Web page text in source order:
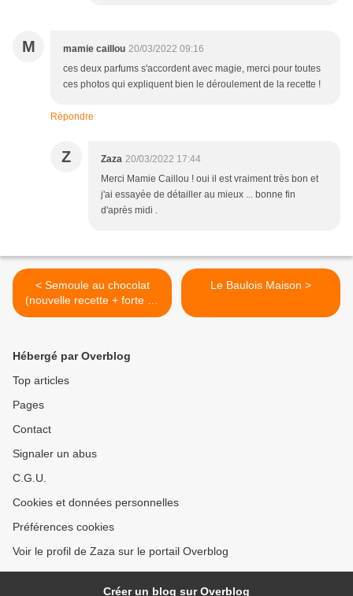
M mamie caillou 20/03/2022 09:16
ces deux parfums s'accordent avec magie, merci pour toutes
ces photos qui expliquent bien le déroulement de la recette !
Répondre
Z Zaza 20/03/2022 17:44
Merci Mamie Caillou ! oui il est vraiment très bon et
j'ai essayée de détailler au mieux ... bonne fin
d'après midi .
< Semoule au chocolat
(nouvelle recette + forte en
chocolat)
Le Baulois Maison >
Hébergé par Overblog
Top articles
Pages
Contact
Signaler un abus
C.G.U.
Cookies et données personnelles
Préférences cookies
Voir le profil de Zaza sur le portail Overblog
Créer un blog sur Overblog